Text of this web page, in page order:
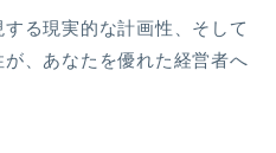
る現実的な計画性、そして
、あなたを優れた経営者へ